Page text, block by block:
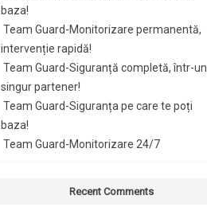
baza!
Team Guard-Monitorizare permanentă,
intervenție rapidă!
Team Guard-Siguranță completă, într-un
singur partener!
Team Guard-Siguranța pe care te poți
baza!
Team Guard-Monitorizare 24/7
Recent Comments